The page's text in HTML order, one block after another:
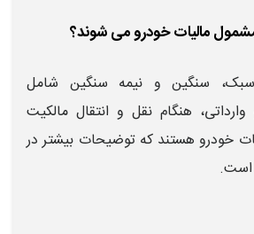
سنگین و نیمه سنگین شامل
هنگام نقل و انتقال مالکیت
خودرو هستند که توضیحات بیشتر در
است.